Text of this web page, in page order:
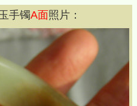
手镯A面照片：